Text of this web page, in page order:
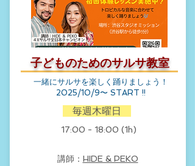
子どものためのサルサ教室
​一緒にサルサを楽しく踊りましょう！​
2025/10/9〜 START !!
​ 毎週木曜日
​17:00 - 18:00 (1h)
​講師： HIDE & PEKO